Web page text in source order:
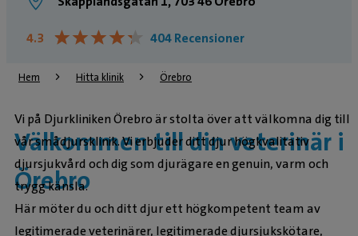
4.3 ★★★★★
★★★★★ 404 Recensioner
Hem Hitta klinik Örebro
Välkommen till din veterinär i
Örebro
Vi på Djurkliniken Örebro är stolta över att välkomna dig till
vår smådjursklinik. Vi erbjuder ditt djur högkvalitativ
djursjukvård och dig som djurägare en genuin, varm och
trygg känsla.
Här möter du och ditt djur ett högkompetent team av
legitimerade veterinärer, legitimerade djursjukskötare,